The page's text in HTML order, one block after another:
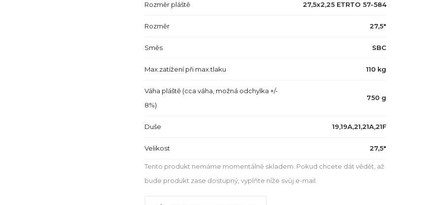
Rozměr pláště 27,5x2,25 ETRTO 57-584
Rozměr 27,5"
Směs SBC
Max.zatížení při max.tlaku 110 kg
Váha pláště (cca váha, možná odchylka +/-
8%)
750 g
Duše 19,19A,21,21A,21F
Velikost 27,5"
Tento produkt nemáme momentálně skladem. Pokud chcete dát vědět, až
bude produkt zase dostupný, vyplňte níže svůj e-mail.